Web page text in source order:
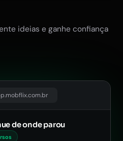
ideias e ganhe confiança
de onde parou